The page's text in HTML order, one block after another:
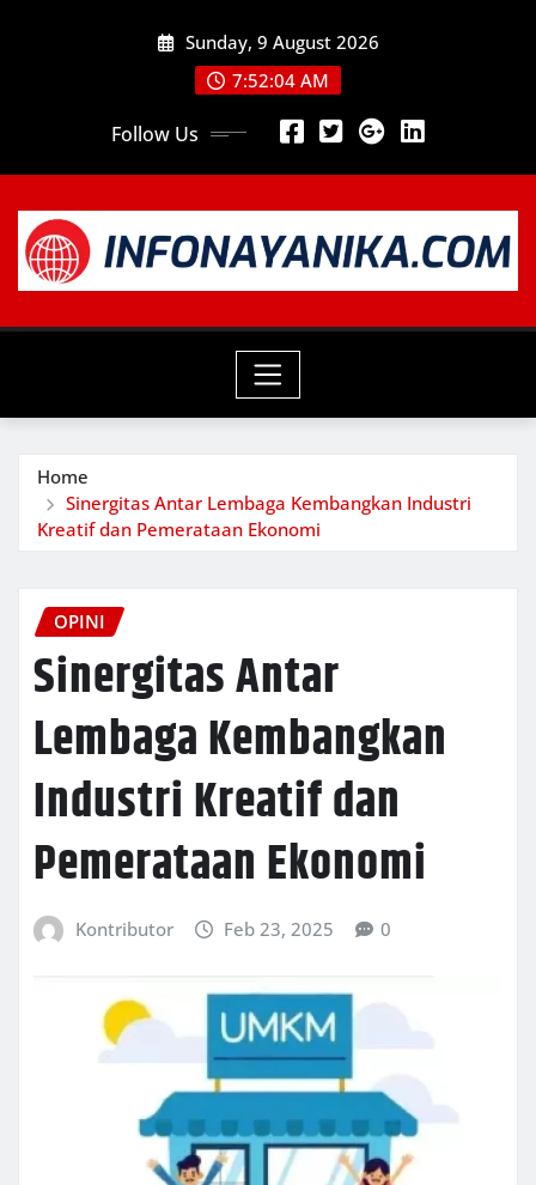
Sunday, 9 August 2026
7:52:06 AM
Follow Us
Home
Sinergitas Antar Lembaga Kembangkan Industri
Kreatif dan Pemerataan Ekonomi
OPINI
Sinergitas Antar
Lembaga Kembangkan
Industri Kreatif dan
Pemerataan Ekonomi
Kontributor Feb 23, 2025 0